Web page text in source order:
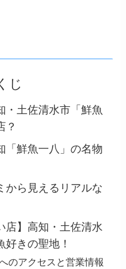
じ
・土佐清水市「鮮魚
？
「鮮魚一八」の名物
から見えるリアルな
店】高知・土佐清水
きの聖地！
のアクセスと営業情報